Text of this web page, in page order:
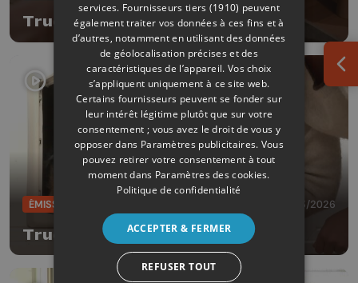
Trucs de wouf
ÉMISSIONS 02/03/2026
Trucs de wouf
services. Fournisseurs tiers (1910) peuvent
également traiter vos données à ces fins et à
d’autres, notamment en utilisant des données
de géolocalisation précises et des
caractéristiques de l’appareil. Vos choix
s’appliquent uniquement à ce site web.
Certains fournisseurs peuvent se fonder sur
leur intérêt légitime plutôt que sur votre
consentement ; vous avez le droit de vous y
opposer dans Paramètres publicitaires. Vous
pouvez retirer votre consentement à tout
moment dans Paramètres des cookies.
Politique de confidentialité
ACCEPTER & FERMER
REFUSER TOUT